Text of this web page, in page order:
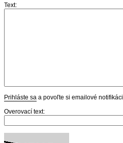
Text:
Prihláste sa a povoľte si emailové
Overovací text: